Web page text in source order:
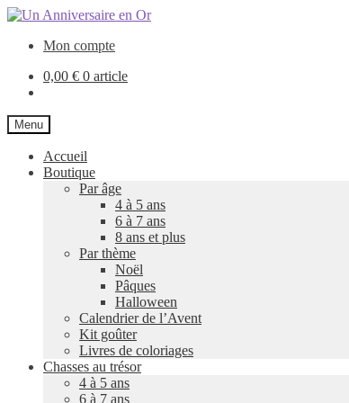
Aller
Aller
contenuMon compte
0,00 € 0 article
Menu
Accueil
Boutique
Par âge
4 à 5 ans
6 à 7 ans
8 ans et plus
Par thème
Noël
Pâques
Halloween
Calendrier de l’Avent
Kit goûter
Livres de coloriages
Chasses au trésor
4 à 5 ans
6 à 7 ans